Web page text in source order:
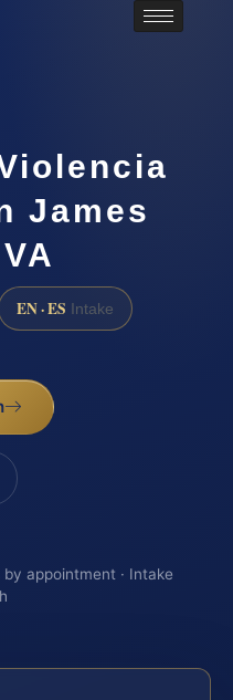
James
EN · ES Intake
appointment · Intake